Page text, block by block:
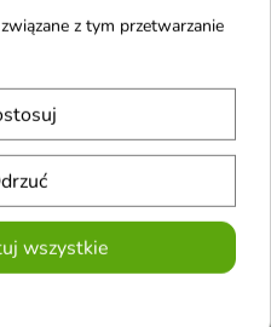
nadaje im miękkość, blask i
z tym przetwarzanie
wszystkie